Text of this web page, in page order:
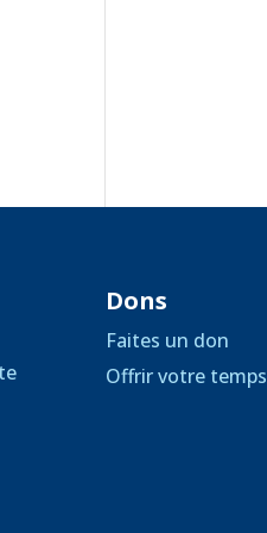
Dons
Faites un don
Offrir votre temps